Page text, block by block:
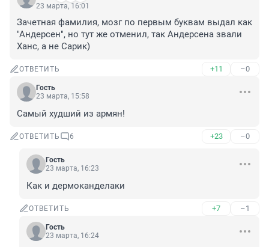
23 марта, 16:01
Зачетная фамилия, мозг по первым буквам выдал как
"Андерсен", но тут же отменил, так Андерсена звали
Ханс, а не Сарик)
ОТВЕТИТЬ +11 –0
Гость
23 марта, 15:58
Самый худший из армян!
ОТВЕТИТЬ 6 +23 –0
Гость
23 марта, 16:23
Как и дермоканделаки
ОТВЕТИТЬ +7 –1
Гость
23 марта, 16:24